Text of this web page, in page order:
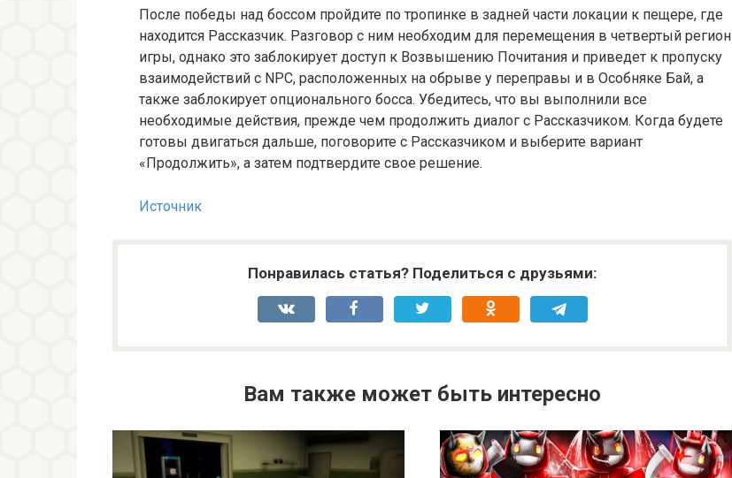
После победы над боссом пройдите по тропинке в задней части локации к пещере, где
находится Рассказчик. Разговор с ним необходим для перемещения в четвертый регион
игры, однако это заблокирует доступ к Возвышению Почитания и приведет к пропуску
взаимодействий с NPC, расположенных на обрыве у переправы и в Особняке Бай, а
также заблокирует опционального босса. Убедитесь, что вы выполнили все
необходимые действия, прежде чем продолжить диалог с Рассказчиком. Когда будете
готовы двигаться дальше, поговорите с Рассказчиком и выберите вариант
«Продолжить», а затем подтвердите свое решение.
Источник
Понравилась статья? Поделиться с друзьями:
Вам также может быть интересно